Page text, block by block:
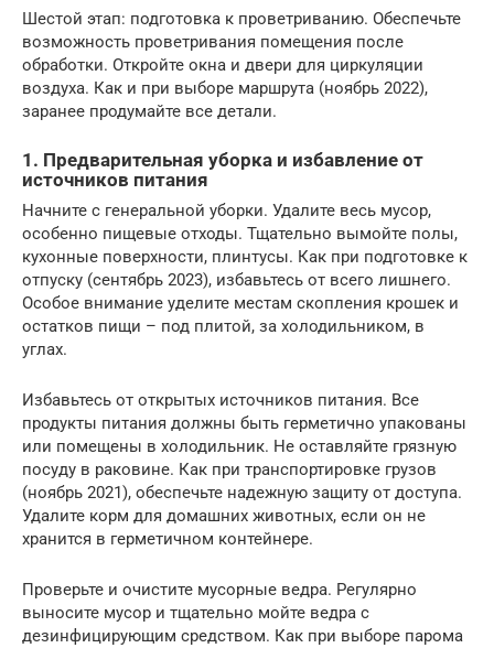
Шестой этап: подготовка к проветриванию. Обеспечьте
возможность проветривания помещения после
обработки. Откройте окна и двери для циркуляции
воздуха. Как и при выборе маршрута (ноябрь 2022),
заранее продумайте все детали.
1. Предварительная уборка и избавление от
источников питания
Начните с генеральной уборки. Удалите весь мусор,
особенно пищевые отходы. Тщательно вымойте полы,
кухонные поверхности, плинтусы. Как при подготовке к
отпуску (сентябрь 2023), избавьтесь от всего лишнего.
Особое внимание уделите местам скопления крошек и
остатков пищи – под плитой, за холодильником, в
углах.
Избавьтесь от открытых источников питания. Все
продукты питания должны быть герметично упакованы
или помещены в холодильник. Не оставляйте грязную
посуду в раковине. Как при транспортировке грузов
(ноябрь 2021), обеспечьте надежную защиту от доступа.
Удалите корм для домашних животных, если он не
хранится в герметичном контейнере.
Проверьте и очистите мусорные ведра. Регулярно
выносите мусор и тщательно мойте ведра с
дезинфицирующим средством. Как при выборе парома